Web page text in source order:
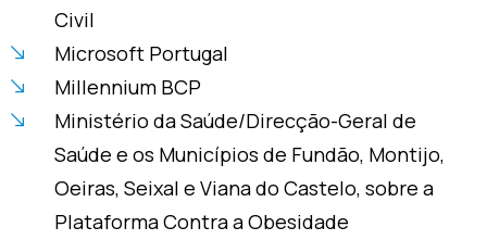
Civil
Microsoft Portugal
Millennium BCP
Ministério da Saúde/Direcção-Geral de
Saúde e os Municípios de Fundão, Montijo,
Oeiras, Seixal e Viana do Castelo, sobre a
Plataforma Contra a Obesidade